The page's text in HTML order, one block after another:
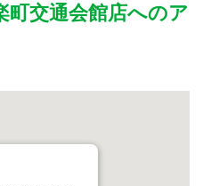
町交通会館店へのア